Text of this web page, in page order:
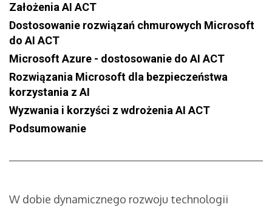
Założenia AI ACT
Dostosowanie rozwiązań chmurowych Microsoft
do AI ACT
Microsoft Azure - dostosowanie do AI ACT
Rozwiązania Microsoft dla bezpieczeństwa
korzystania z AI
Wyzwania i korzyści z wdrożenia AI ACT
Podsumowanie
W dobie dynamicznego rozwoju technologii